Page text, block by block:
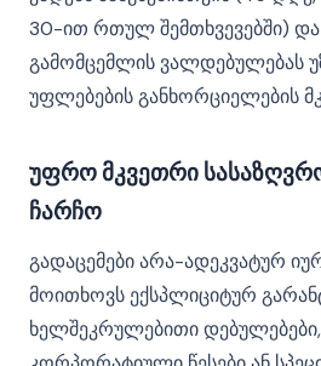
30-ით რთულ შემთხვევებში) და
გამომცემლის ვალდებულებას
უფლებების განხორციელების
უფრო მკვეთრი
ჩარჩო
გადაცემები არა-ადეკვატურ
მოითხოვს ექსპლიციტურ
ხელშეკრულებითი